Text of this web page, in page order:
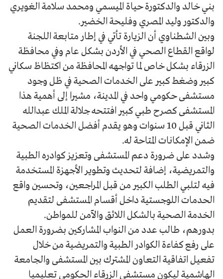
بني خالد والدكتورة حياة الميسمي ومحمد سلامة الغويري
والدكتور وليد المصري وفليحة الخضير.
وبين الشطناوي أن الزيارة تأتي في إطار متابعة اللجنة
لواقع القطاع الصحي في الأردن بشكل عام وفي محافظة
الزرقاء بشكل خاص لما تواجهه المحافظة من اكتظاظ سكاني
كبير وضغط كبير على الخدمات الصحية في ظل وجود
مستشفى حكومي واحد في المدينة، مشيرا إلى أهمية هذا
المستشفى كصرح طبي كبير افتتحه جلالة الملك عبدالله
الثاني قبل 10 سنوات وهو يقدم أفضل الخدمات الصحية
ضمن الإمكانات المتاحة له.
وشدد على ضرورة دعم المستشفى وتعزيز كوادره الطبية
والتمريضية، إضافة لتحديث وتطوير الأجهزة المستخدمة
فيه لتلبي الطلب الكبير من قبل المراجعين، وتحسين واقع
الحدمات اللوجستية داخل أقسام المستشفى لتقديم
الخدمة الصحية بالشكل اللائق والآمن للمواطن.
بدورهم، طالب عدد من النواب المشاركين بضرورة العمل
على رفع كفاءة الكوادر الطبية والتمريضية من خلال
تفعيل اتفاقية التعاون المشترك بين المستشفى والجامعة
الهاشمية ليكون مستشفى الزرقاء الحكومي تعليميا